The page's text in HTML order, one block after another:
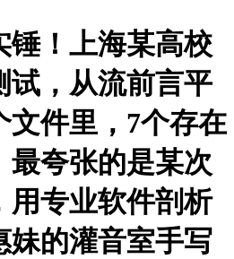
锤！上海某高校
试，从流前言平
文件里，7个存在
最夸张的是某次
用专业软件剖析
妹的灌音室手写